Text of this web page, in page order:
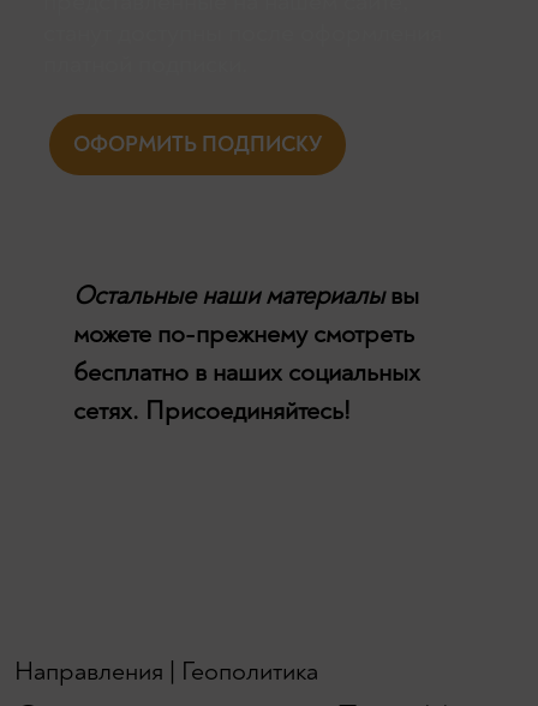
ОФОРМИТЬ ПОДПИСКУ
Остальные наши материалывы
можете по-прежнему смотреть
бесплатно в наших социальных
сетях. Присоединяйтесь!
Направления Геополитика